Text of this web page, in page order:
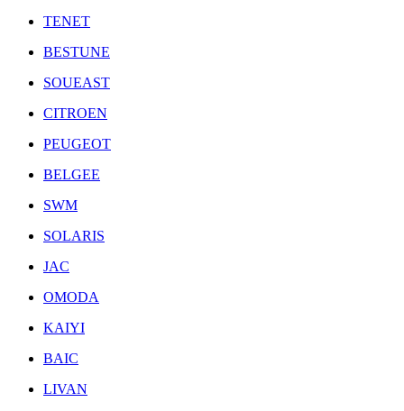
TENET
BESTUNE
SOUEAST
CITROEN
PEUGEOT
BELGEE
SWM
SOLARIS
JAC
OMODA
KAIYI
BAIC
LIVAN